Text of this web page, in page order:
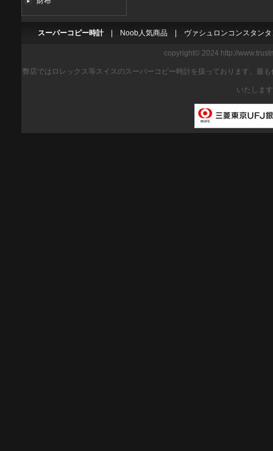
スーパーコピー時計 Noob人気商品 ヴァシュロンコンスタン
copyright© 2024 http://
弊店ではロレックス等スイスのスーパーコピー時計を扱っております。最
いたしま